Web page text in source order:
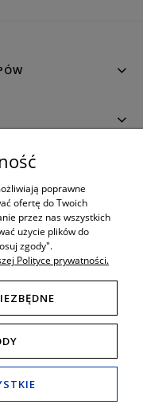
8:00 - 19:00
470 766
82 29
poprawne
ofertę do Twoich
przez nas wszystkich
użycie plików do
zgody".
Polityce prywatności.